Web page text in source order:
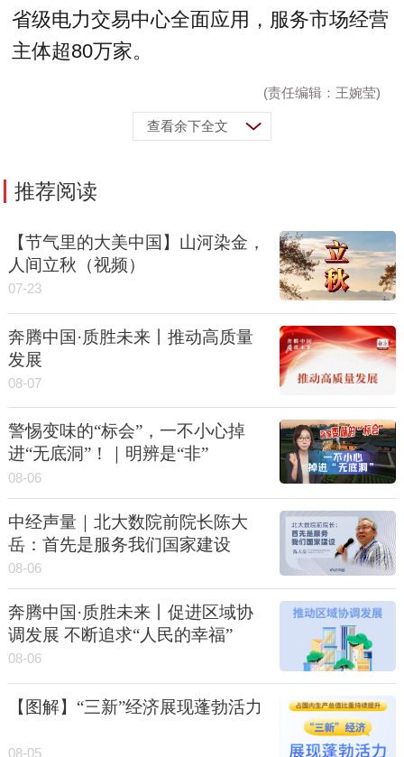
省级电力交易中心全面应用，服务市场经营
主体超80万家。
(责任编辑：王婉莹)
查看余下全文
推荐阅读
【节气里的大美中国】山河染金，
人间立秋（视频）
07-23
奔腾中国·质胜未来丨推动高质量
发展
08-07
警惕变味的“标会”，一不小心掉
进“无底洞”！｜明辨是“非”
08-06
中经声量｜北大数院前院长陈大
岳：首先是服务我们国家建设
08-06
奔腾中国·质胜未来丨促进区域协
调发展 不断追求“人民的幸福”
08-06
【图解】“三新”经济展现蓬勃活力
08-05